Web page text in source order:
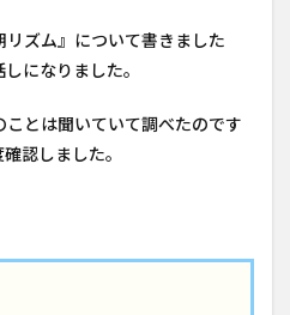
ズム』について書きました
になりました。
とは聞いていて調べたのです
認しました。